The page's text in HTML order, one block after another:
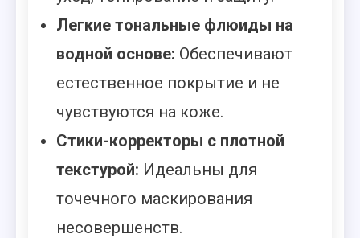
Легкие тональные флюиды на
водной основе: Обеспечивают
естественное покрытие и не
чувствуются на коже.
Стики-корректоры с плотной
текстурой: Идеальны для
точечного маскирования
несовершенств.